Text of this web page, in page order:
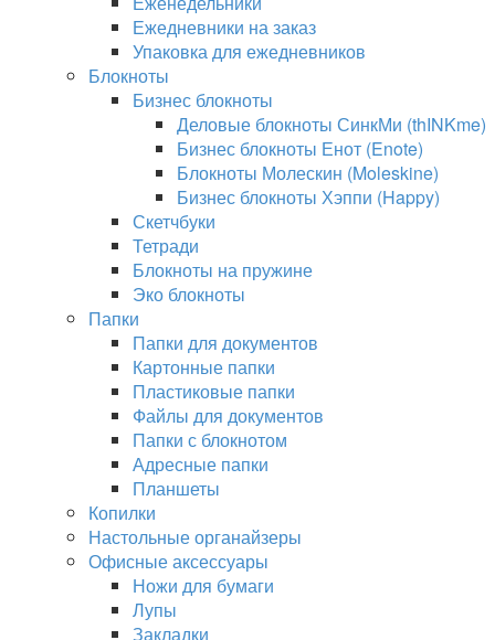
Ежедневники на заказ
Упаковка для ежедневников
Блокноты
Бизнес блокноты
Деловые блокноты СинкМи (thINKme)
Бизнес блокноты Енот (Enote)
Блокноты Молескин (Moleskine)
Бизнес блокноты Хэппи (Happy)
Скетчбуки
Тетради
Блокноты на пружине
Эко блокноты
Папки
Папки для документов
Картонные папки
Пластиковые папки
Файлы для документов
Папки с блокнотом
Адресные папки
Планшеты
Копилки
Настольные органайзеры
Офисные аксессуары
Ножи для бумаги
Лупы
Закладки